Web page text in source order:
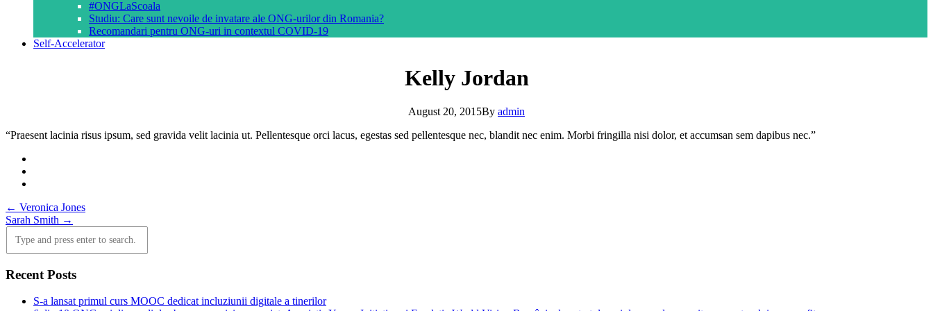
#ONGLaScoala
Studiu: Care sunt nevoile de invatare ale ONG-urilor din Romania?
Recomandari pentru ONG-uri in contextul COVID-19
Self-Accelerator
Kelly Jordan
August 20, 2015By admin
“Praesent lacinia risus ipsum, sed gravida velit lacinia ut. Pellentesque orci lacus, egestas sed pellentesque nec, blandit nec enim. Morbi fringilla nisi dolor, et accumsan sem dapibus nec.”
Post
navigation
← Veronica Jones
Sarah Smith →
Recent Posts
S-a lansat primul curs MOOC dedicat incluziunii digitale a tinerilor